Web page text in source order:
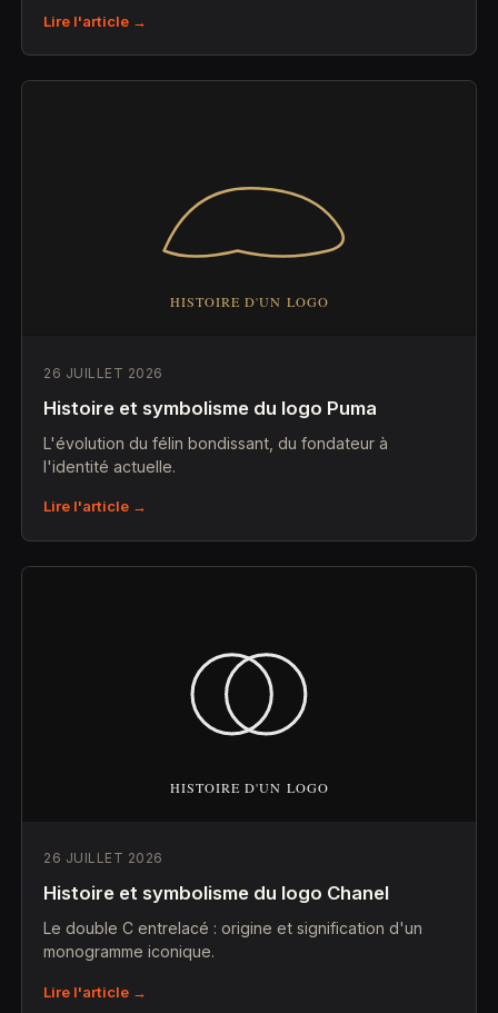
Lire l'article →
26 JUILLET 2026
Histoire et symbolisme du logo Puma
L'évolution du félin bondissant, du fondateur à
l'identité actuelle.
Lire l'article →
26 JUILLET 2026
Histoire et symbolisme du logo Chanel
Le double C entrelacé : origine et signification d'un
monogramme iconique.
Lire l'article →